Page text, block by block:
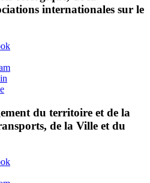
internationales sur le
du territoire et de la
de la Ville et du